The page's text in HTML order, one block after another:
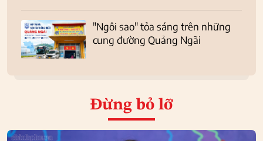
"Ngôi sao" tỏa sáng trên những
cung đường Quảng Ngãi
Đừng bỏ lỡ